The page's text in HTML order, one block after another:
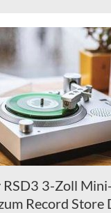
RSD3 3-Zoll
Record Store